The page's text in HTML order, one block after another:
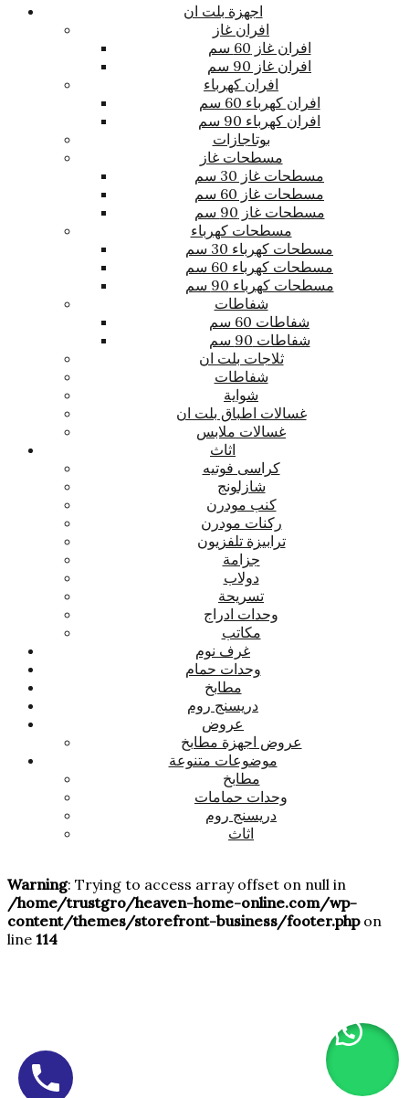
اجهزة بلت ان
افران غاز
افران غاز 60 سم
افران غاز 90 سم
افران كهرباء
افران كهرباء 60 سم
افران كهرباء 90 سم
بوتاجازات
مسطحات غاز
مسطحات غاز 30 سم
مسطحات غاز 60 سم
مسطحات غاز 90 سم
مسطحات كهرباء
مسطحات كهرباء 30 سم
مسطحات كهرباء 60 سم
مسطحات كهرباء 90 سم
شفاطات
شفاطات 60 سم
شفاطات 90 سم
ثلاجات بلت ان
شفاطات
شواية
غسالات اطباق بلت ان
غسالات ملابس
اثاث
كراسى فوتيه
شازلونج
كنب مودرن
ركنات مودرن
ترابيزة تلفزيون
جزامة
دولاب
تسريحة
وحدات ادراج
مكاتب
غرف نوم
وحدات حمام
مطابخ
دريسنج روم
عروض
عروض اجهزة مطابخ
موضوعات متنوعة
مطابخ
وحدات حمامات
دريسنج روم
اثاث
Warning: Trying to access array offset on null in
/home/trustgro/heaven-home-online.com/wp-
content/themes/storefront-business/footer.phpon
line 114